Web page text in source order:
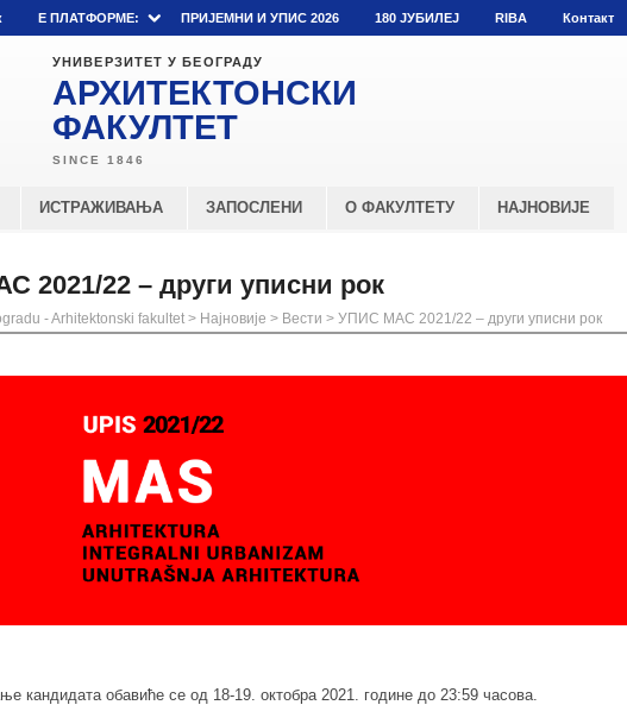
E ПЛАТФОРМЕ: ПРИЈЕМНИ И УПИС 2026 180 ЈУБИЛЕЈ RIBA Контакт
УНИВЕРЗИТЕТ У БЕОГРАДУ
АРХИТЕКТОНСКИ
ФАКУЛТЕТ
ИСТРАЖИВАЊА ЗАПОСЛЕНИ О ФАКУЛТЕТУ НАЈНОВИЈЕ
2021/22 – други уписни рок
- Arhitektonski fakultet > Најновије > Вести > УПИС МАС 2021/22 – други уписни рок
кандидата обавиће се од 18-1 9 . октобра 2021. године до 23:59 часова.